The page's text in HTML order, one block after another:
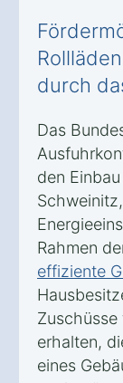
durch
Das
den
Rahmen
effiziente
erhalten,
eines